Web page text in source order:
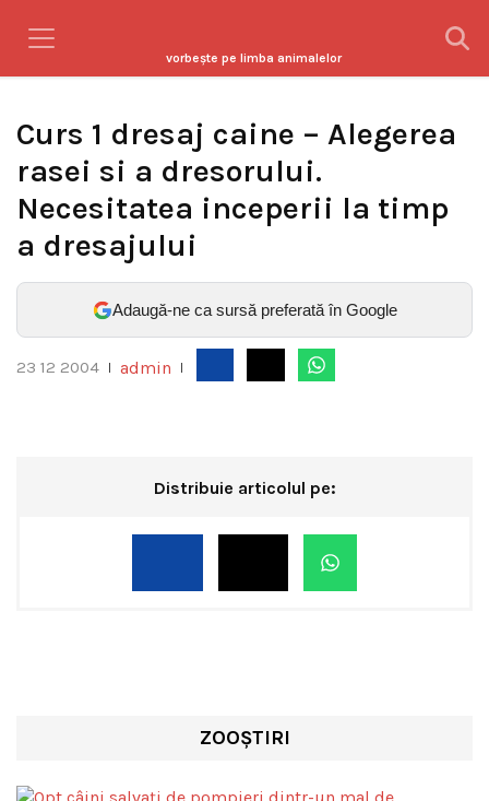
vorbeşte pe limba animalelor
Curs 1 dresaj caine – Alegerea
rasei si a dresorului.
Necesitatea inceperii la timp
a dresajului
Adaugă-ne ca sursă preferată în Google
23 12 2004 admin
Distribuie articolul pe:
ZOOȘTIRI